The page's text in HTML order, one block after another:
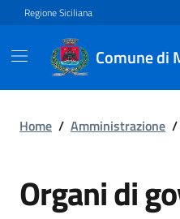
Vai ai contenuti
Vai al footer
Regione Siciliana
Comune di
Organi di
Home / Amministrazione /
Organi di